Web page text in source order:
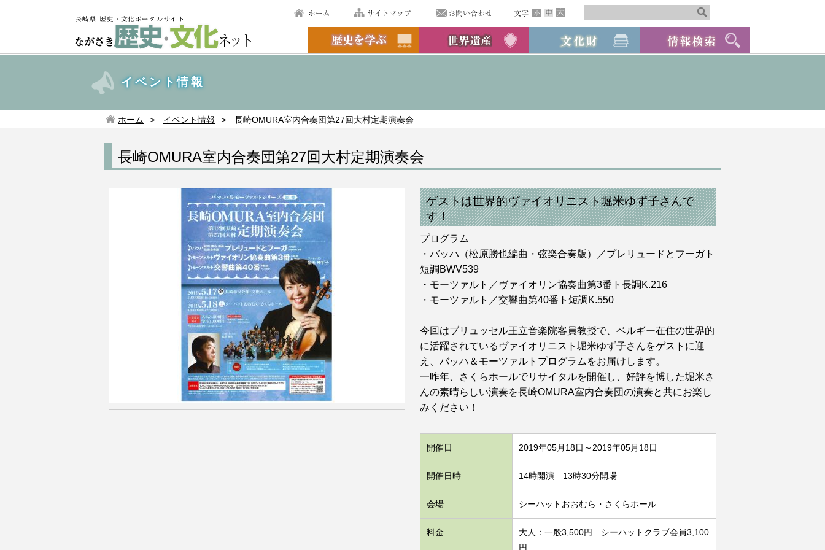
イベント情報
ホーム イベント情報 長崎OMURA室内合奏団第27回大村定期演奏会
長崎OMURA室内合奏団第27回大村定期演奏会
ゲストは世界的ヴァイオリニスト堀米ゆず子さんで
す！
プログラム
・バッハ（松原勝也編曲・弦楽合奏版）／プレリュードとフーガト
短調BWV539
・モーツァルト／ヴァイオリン協奏曲第3番ト長調K.216
・モーツァルト／交響曲第40番ト短調K.550
今回はブリュッセル王立音楽院客員教授で、ベルギー在住の世界的
に活躍されているヴァイオリニスト堀米ゆず子さんをゲストに迎
え、バッハ＆モーツァルトプログラムをお届けします。
一昨年、さくらホールでリサイタルを開催し、好評を博した堀米さ
んの素晴らしい演奏を長崎OMURA室内合奏団の演奏と共にお楽し
みください！
開催日 2019年05月18日～2019年05月18日
開催日時 14時開演 13時30分開場
会場 シーハットおおむら・さくらホール
料金
大人：一般3,500円 シーハットクラブ会員3,100
円